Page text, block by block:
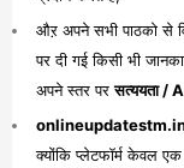
औऱ अपने सभी पाठको से
पर दी गई किसी भी
अपने स्तर परसत्ययता /
क्योंकि प्लेटफॉर्म केवल